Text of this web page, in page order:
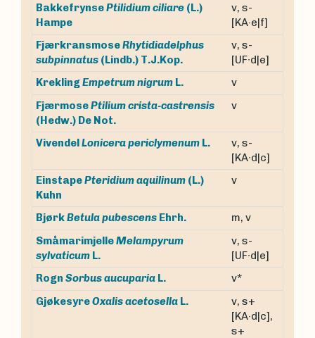
BakkefrynsePtilidium ciliare (L.)
Hampe
v, s-
[KA·e|f]
FjærkransmoseRhytidiadelphus
subpinnatus (Lindb.) T.J.Kop.
v, s-
[UF∙d|e]
KreklingEmpetrum nigrum L.
v
FjærmosePtilium crista-castrensis
(Hedw.) De Not.
v
VivendelLonicera periclymenum L.
v, s-
[KA∙d|c]
EinstapePteridium aquilinum (L.)
Kuhn
v
BjørkBetula pubescens Ehrh.
m, v
SmåmarimjelleMelampyrum
sylvaticum L.
v, s-
[UF∙d|e]
Rogn Sorbus aucuparia L.
v*
GjøkesyreOxalis acetosella L.
v, s+
[KA·d|c],
s+